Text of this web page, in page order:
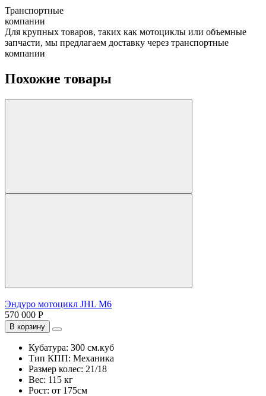
Транспортные
компании
Для крупных товаров, таких как мотоциклы или объемные
запчасти, мы предлагаем доставку через транспортные
компании
Похожие товары
Эндуро мотоцикл JHL M6
570 000 Р
В корзину
Кубатура: 300 см.куб
Тип КПП: Механика
Размер колес: 21/18
Вес: 115 кг
Рост: от 175см